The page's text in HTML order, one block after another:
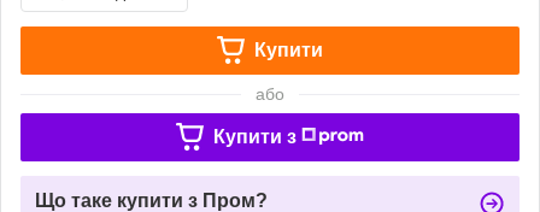
Купити
або
Купити з
Що таке купити з Пром?